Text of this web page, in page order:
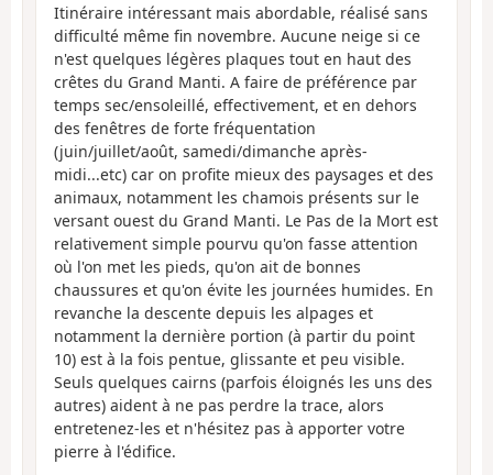
Itinéraire intéressant mais abordable, réalisé sans
difficulté même fin novembre. Aucune neige si ce
n'est quelques légères plaques tout en haut des
crêtes du Grand Manti. A faire de préférence par
temps sec/ensoleillé, effectivement, et en dehors
des fenêtres de forte fréquentation
(juin/juillet/août, samedi/dimanche après-
midi...etc) car on profite mieux des paysages et des
animaux, notamment les chamois présents sur le
versant ouest du Grand Manti. Le Pas de la Mort est
relativement simple pourvu qu'on fasse attention
où l'on met les pieds, qu'on ait de bonnes
chaussures et qu'on évite les journées humides. En
revanche la descente depuis les alpages et
notamment la dernière portion (à partir du point
10) est à la fois pentue, glissante et peu visible.
Seuls quelques cairns (parfois éloignés les uns des
autres) aident à ne pas perdre la trace, alors
entretenez-les et n'hésitez pas à apporter votre
pierre à l'édifice.